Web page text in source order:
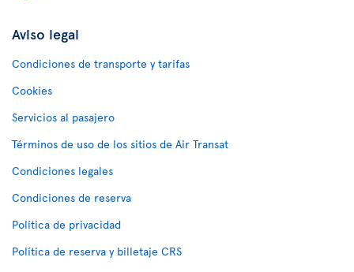
Aviso legal
Condiciones de transporte y tarifas
Cookies
Servicios al pasajero
Términos de uso de los sitios de Air Transat
Condiciones legales
Condiciones de reserva
Política de privacidad
Política de reserva y billetaje CRS